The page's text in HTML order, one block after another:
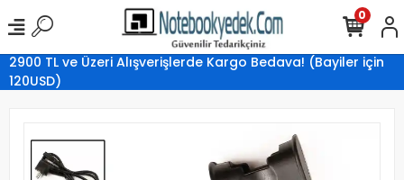
2900 TL ve Üzeri Alışverişlerde Kargo Bedava! (Bayiler için
120USD)
0